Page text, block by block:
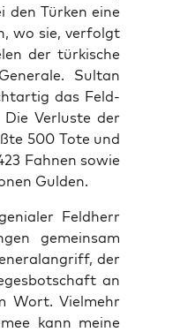
Türken eine
wo sie, ver­fol­gt
der türkische
Sul­tan
das Feld­
Ver­luste der
500 Tote und
Fah­nen sowie
Gulden.
Feld­herr
gemein­sam
der
an
Wort. Vielmehr
kann meine